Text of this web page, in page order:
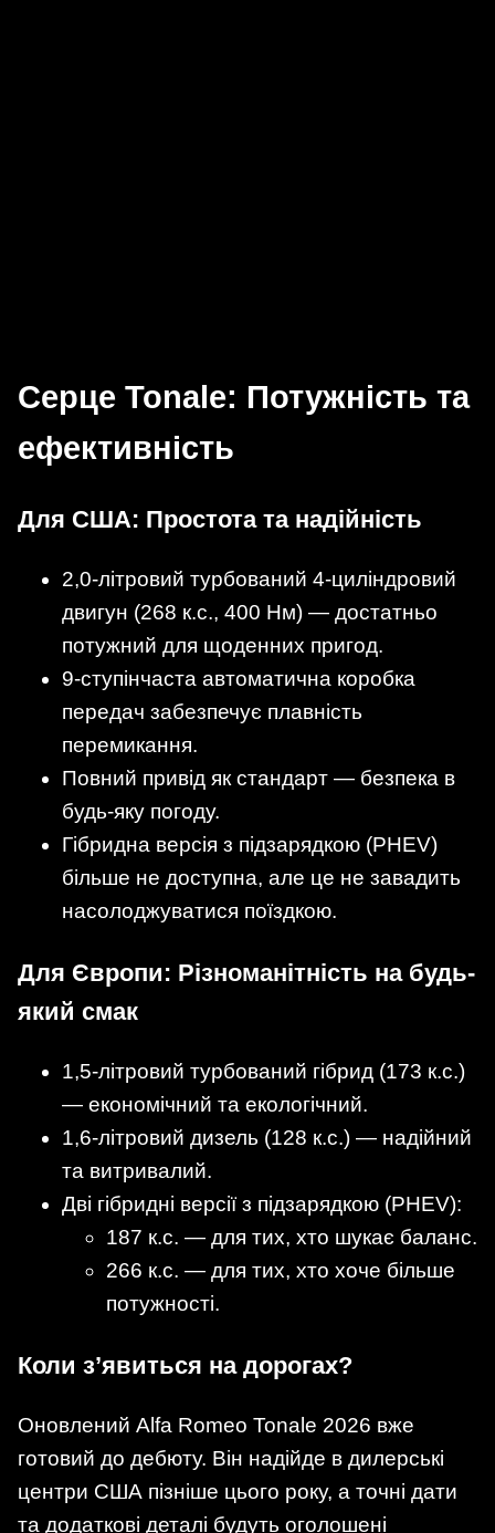
Серце Tonale: Потужність та
ефективність
Для США: Простота та надійність
2,0-літровий турбований 4-циліндровий
двигун (268 к.с., 400 Нм) — достатньо
потужний для щоденних пригод.
9-ступінчаста автоматична коробка
передач забезпечує плавність
перемикання.
Повний привід як стандарт — безпека в
будь-яку погоду.
Гібридна версія з підзарядкою (PHEV)
більше не доступна, але це не завадить
насолоджуватися поїздкою.
Для Європи: Різноманітність на будь-
який смак
1,5-літровий турбований гібрид (173 к.с.)
— економічний та екологічний.
1,6-літровий дизель (128 к.с.) — надійний
та витривалий.
Дві гібридні версії з підзарядкою (PHEV):
187 к.с. — для тих, хто шукає баланс.
266 к.с. — для тих, хто хоче більше
потужності.
Коли з’явиться на дорогах?
Оновлений Alfa Romeo Tonale 2026 вже
готовий до дебюту. Він надійде в дилерські
центри США пізніше цього року, а точні дати
та додаткові деталі будуть оголошені